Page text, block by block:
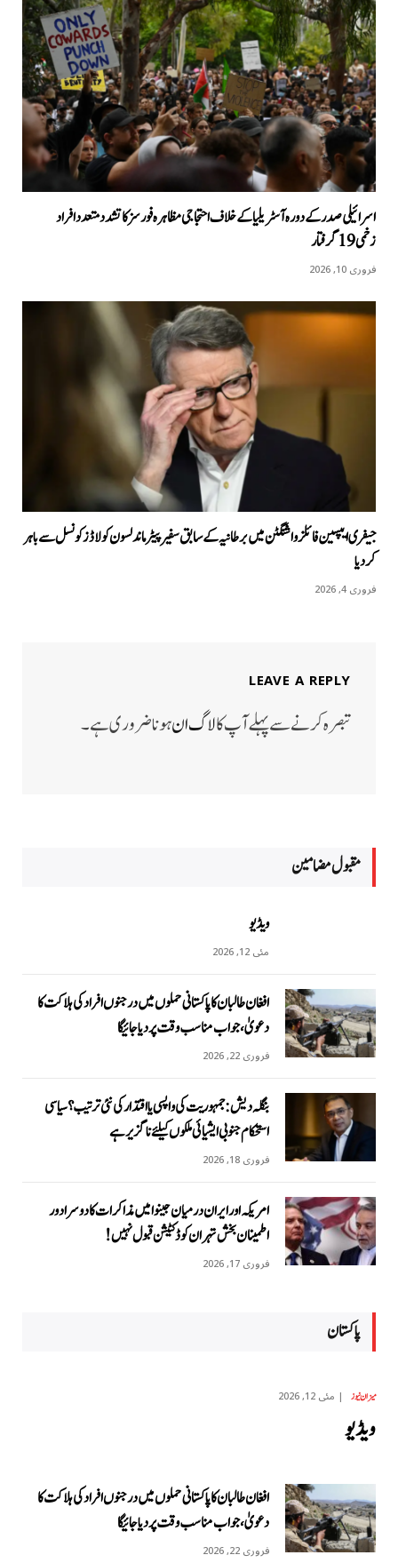
اسرائیلی صدر کے دورہ آسٹریلیا کےخلاف احتجاجی مظاہرہ فورسز کا تشدد متعدد افراد
زخمی 19 گرفتار
فروری 10, 2026
جیفری ایپسین فائلز واشنگٹن میں برطانیہ کے سابق سفیر پیٹر ماندلسون کو لاڈز کونسل سے باہر
کردیا
فروری 4, 2026
LEAVE A REPLY
تبصرہ کرنے سے پہلے آپ کالاگ انہونا ضروری ہے۔
مقبول مضامين
ویڈیو
مئی 12, 2026
افغان طالبان کا پاکستانی حملوں میں درجنوں افراد کی ہلاکت کا
دعویٰ، جواب مناسب وقت پر دیا جائیگا
فروری 22, 2026
بنگلہ دیش: جمہوریت کی واپسی یا اقتدار کی نئی ترتیب؟ سیاسی
استحکام جنوبی ایشیائی ملکوں کیلئے ناگزیر ہے
فروری 18, 2026
امریکہ اور ایران درمیان جینوا میں مذاکرات کا دوسرا دور
اطمینان بخش تہران کو ڈکٹیشن قبول نہیں!
فروری 17, 2026
پاکستان
میزان نیوز مئی 12, 2026
ویڈیو
افغان طالبان کا پاکستانی حملوں میں درجنوں افراد کی ہلاکت کا
دعویٰ، جواب مناسب وقت پر دیا جائیگا
فروری 22, 2026